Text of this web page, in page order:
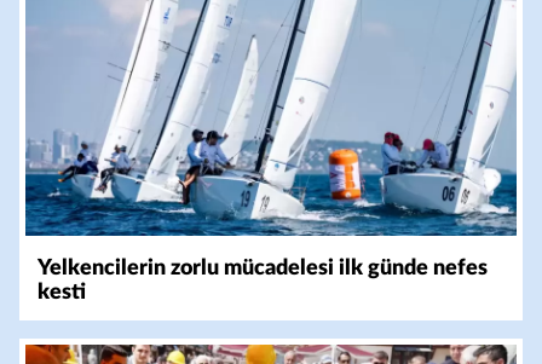
Yelkencilerin zorlu mücadelesi ilk günde nefes
kesti